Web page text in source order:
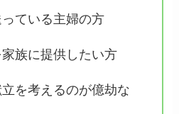
ている主婦の方
族に提供したい方
を考えるのが億劫な